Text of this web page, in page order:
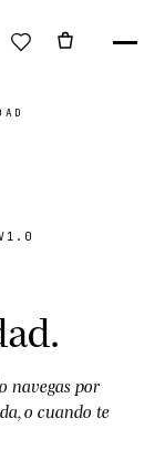
.
navegas por
o cuando te